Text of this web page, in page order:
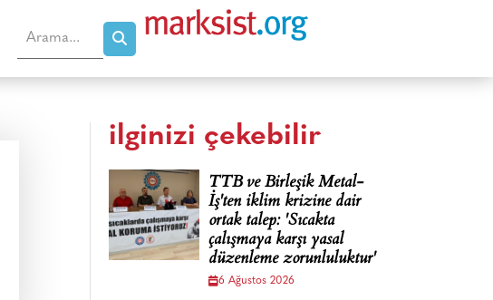
ilginizi çekebilir
TTB ve Birleşik Metal-
İş'ten iklim krizine dair
ortak talep: 'Sıcakta
çalışmaya karşı yasal
düzenleme zorunluluktur'
6 Ağustos 2026